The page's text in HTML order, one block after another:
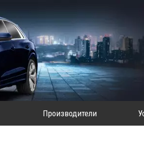
Производители